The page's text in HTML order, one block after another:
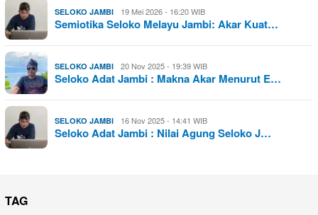
SELOKO JAMBI 19 Mei 2026 - 16:20 WIB
Semiotika Seloko Melayu Jambi: Akar Kuat…
SELOKO JAMBI 20 Nov 2025 - 19:39 WIB
Seloko Adat Jambi : Makna Akar Menurut E…
SELOKO JAMBI 16 Nov 2025 - 14:41 WIB
Seloko Adat Jambi : Nilai Agung Seloko J…
TAG